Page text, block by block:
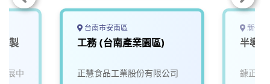
/製
展中
台南市安南區
工務 (台南產業園區)
正慧食品工業股份有限公司
新竹
半導
鏮正實